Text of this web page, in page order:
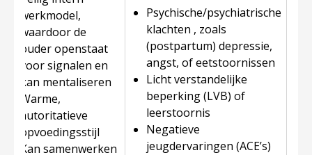
werkmodel,
waardoor de
ouder openstaat
voor signalen en
kan mentaliseren
Warme,
autoritatieve
opvoedingsstijl
Kan samenwerken
Psychische/psychiatrische
klachten , zoals
(postpartum) depressie,
angst, of eetstoornissen
Licht verstandelijke
beperking (LVB) of
leerstoornis
Negatieve
jeugdervaringen (ACE’s)